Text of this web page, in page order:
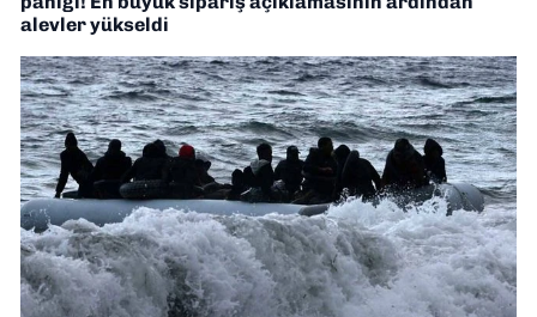
alevler yükseldi